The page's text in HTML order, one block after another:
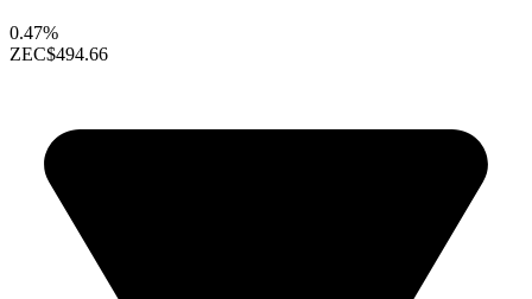
0.47%
ZEC$494.66